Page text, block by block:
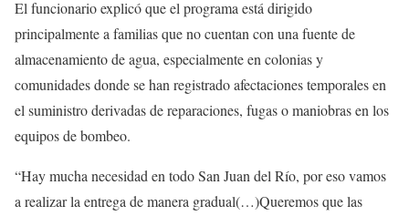
El funcionario explicó que el programa está dirigido
principalmente a familias que no cuentan con una fuente de
almacenamiento de agua, especialmente en colonias y
comunidades donde se han registrado afectaciones temporales en
el suministro derivadas de reparaciones, fugas o maniobras en los
equipos de bombeo.
“Hay mucha necesidad en todo San Juan del Río, por eso vamos
a realizar la entrega de manera gradual(…)Queremos que las